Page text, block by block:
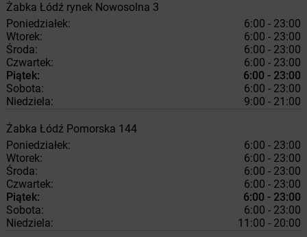
Żabka Łódź rynek Nowosolna 3
Poniedziałek:
6:00 - 23:00
Wtorek:
6:00 - 23:00
Środa:
6:00 - 23:00
Czwartek:
6:00 - 23:00
Piątek:
6:00 - 23:00
Sobota:
6:00 - 23:00
Niedziela:
9:00 - 21:00
Żabka Łódź Pomorska 144
Poniedziałek:
6:00 - 23:00
Wtorek:
6:00 - 23:00
Środa:
6:00 - 23:00
Czwartek:
6:00 - 23:00
Piątek:
6:00 - 23:00
Sobota:
6:00 - 23:00
Niedziela:
11:00 - 20:00